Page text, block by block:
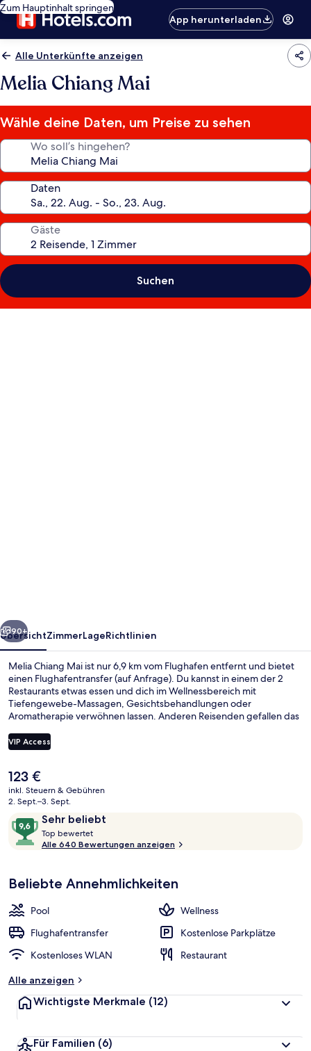
Zum Hauptinhalt springen
App herunterladen
Alle Unterkünfte anzeigen
Melia Chiang Mai
Wähle deine Daten, um Preise zu sehen
Wo soll’s hingehen?
Daten
Gäste
Suchen
Weiter
90+
ÜbersichtZimmerLageRichtlinien
Melia Chiang Mai ist nur 6,9 km vom Flughafen entfernt und bietet
einen Flughafentransfer (auf Anfrage). Du kannst in einem der 2
Restaurants etwas essen und dich im Wellnessbereich mit
Tiefengewebe-Massagen, Gesichtsbehandlungen oder
Aromatherapie verwöhnen lassen. Anderen Reisenden gefallen das
VIP Access
Der
aktuelle
Preis
123 €.
123 €
inkl. Steuern & Gebühren
2. Sept.–3. Sept.
Bewertungen
Sehr beliebt
9,6
von
10,
beliebt
Top bewertet
o
b
r
e
Alle 640 Bewertungen anzeigen
Beliebte Annehmlichkeiten
Pool
Wellness
Flughafentransfer
Kostenlose Parkplätze
Kostenloses WLAN
Restaurant
Alle anzeigen
Wichtigste Merkmale (12)
Für Familien (6)